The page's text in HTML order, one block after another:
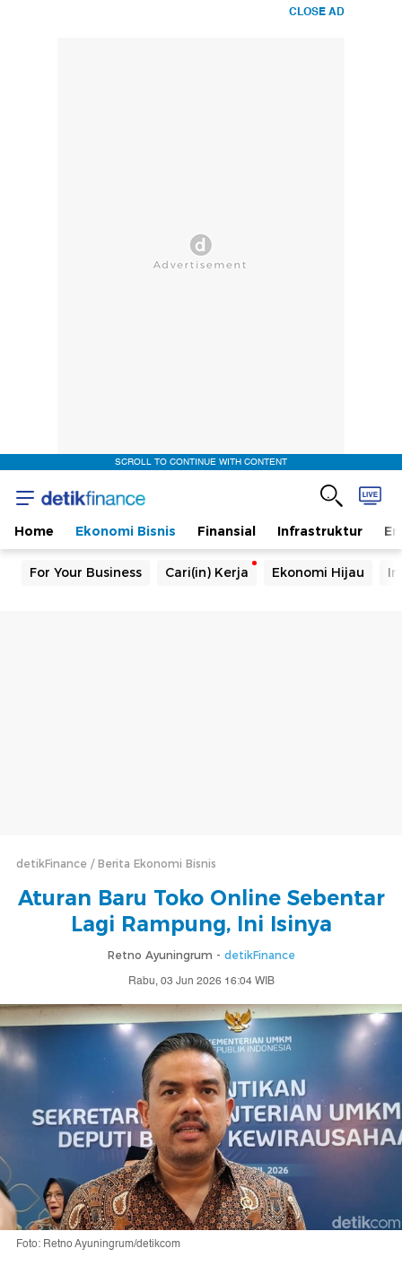
CLOSE AD
SCROLL TO CONTINUE WITH CONTENT
Home Ekonomi Bisnis Finansial Infrastruktur
For Your Business Cari(in) Kerja Ekonomi Hijau
detikFinance Berita Ekonomi Bisnis
Aturan Baru Toko Online Sebentar
Lagi Rampung, Ini Isinya
Retno Ayuningrum - detikFinance
Rabu, 03 Jun 2026 16:04 WIB
Foto: Retno Ayuningrum/detikcom